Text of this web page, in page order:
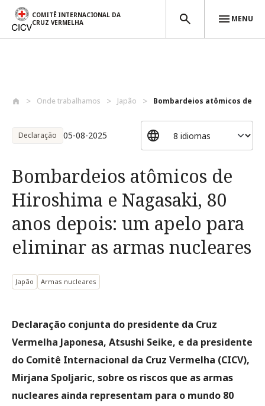
COMITÊ INTERNACIONAL DA
CRUZ VERMELHA
MENU
Onde trabalhamos Japão Bombardeios atômicos de
Declaração 05-08-2025
Bombardeios atômicos de
Hiroshima e Nagasaki, 80
anos depois: um apelo para
eliminar as armas nucleares
Japão Armas nucleares
Declaração conjunta do presidente da Cruz
Vermelha Japonesa, Atsushi Seike, e da presidente
do Comitê Internacional da Cruz Vermelha (CICV),
Mirjana Spoljaric, sobre os riscos que as armas
nucleares ainda representam para o mundo 80